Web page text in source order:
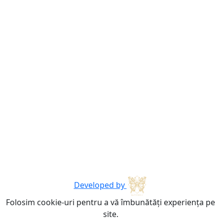
Developed by
Folosim cookie-uri pentru a vă îmbunătăți experiența pe
site.